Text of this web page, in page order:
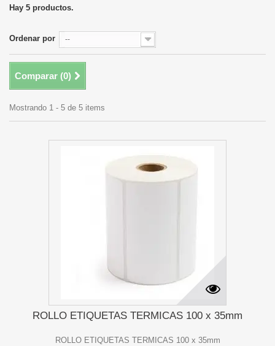
Hay 5 productos.
Ordenar por --
Comparar (0)
Mostrando 1 - 5 de 5 items
ROLLO ETIQUETAS TERMICAS 100 x 35mm
ROLLO ETIQUETAS TERMICAS 100 x 35mm